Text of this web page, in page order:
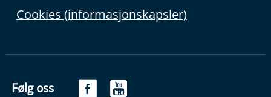
Cookies (informasjonskapsler)
Følg oss